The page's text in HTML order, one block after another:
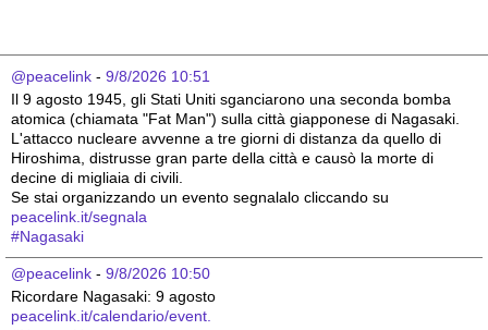
@peacelink - 9/8/2026 10:51
Il 9 agosto 1945, gli Stati Uniti sganciarono una seconda bomba
atomica (chiamata "Fat Man") sulla città giapponese di Nagasaki.
L'attacco nucleare avvenne a tre giorni di distanza da quello di
Hiroshima, distrusse gran parte della città e causò la morte di
decine di migliaia di civili.
peacelink.it/segnala
#Nagasaki
@peacelink - 9/8/2026 10:50
Ricordare Nagasaki: 9 agosto
peacelink.it/calendario/event.